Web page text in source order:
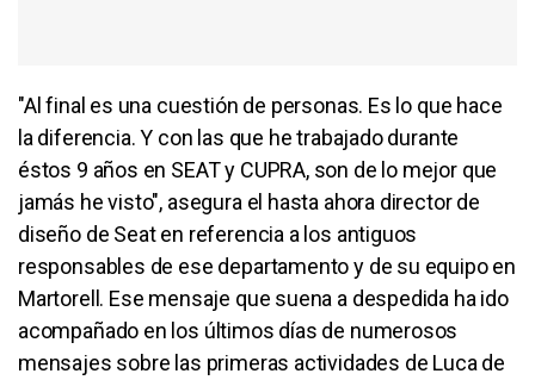
"Al final es una cuestión de personas. Es lo que hace
la diferencia. Y con las que he trabajado durante
éstos 9 años en SEAT y CUPRA, son de lo mejor que
jamás he visto", asegura el hasta ahora director de
diseño de Seat en referencia a los antiguos
responsables de ese departamento y de su equipo en
Martorell. Ese mensaje que suena a despedida ha ido
acompañado en los últimos días de numerosos
mensajes sobre las primeras actividades de Luca de